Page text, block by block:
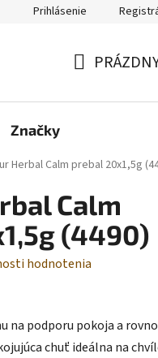
Prihlásenie
Značky
Herbal Calm prebal 20x1,5g
Calm
(4490)
hodnotenia
na podporu pokoja a
chuť ideálna na